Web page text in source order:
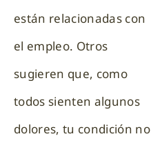
están relacionadas con
el empleo. Otros
sugieren que, como
todos sienten algunos
dolores, tu condición no